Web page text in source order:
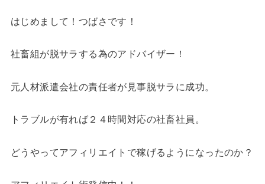
はじめまして！つばさです！
社畜組が脱サラする為のアドバイザー！
元人材派遣会社の責任者が見事脱サラに成功。
トラブルが有れば２４時間対応の社畜社員。
どうやってアフィリエイトで稼げるようになったのか？